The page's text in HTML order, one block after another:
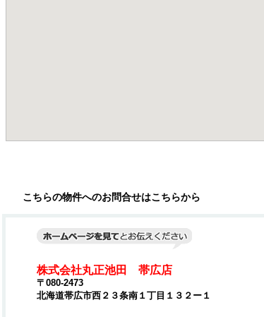
こちらの物件へのお問合せはこちらから
株式会社丸正池田 帯広店
〒080-2473
北海道帯広市西２３条南１丁目１３２ー１